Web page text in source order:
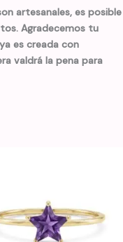
artesanales, es posible
Agradecemos tu
es creada con
valdrá la pena para